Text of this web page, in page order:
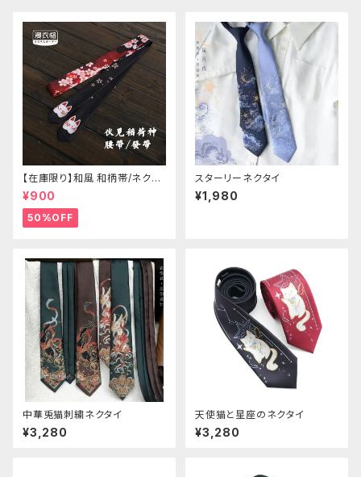
【在庫限り】和風 和柄帯/ネクタ
イ/リボン（狐面/金魚
¥900
50%OFF
スターリーネクタイ
¥1,980
中華兎猫刺繍ネクタイ
¥3,280
天使猫と星座のネクタイ
¥3,280